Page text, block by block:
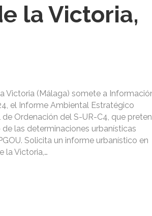
la Victoria,
Victoria (Málaga) somete a
el Informe Ambiental Estratégico
Ordenación del S-UR-C4, que
las determinaciones urbanísticas
Solicita un informe urbanístico en
la Victoria,…